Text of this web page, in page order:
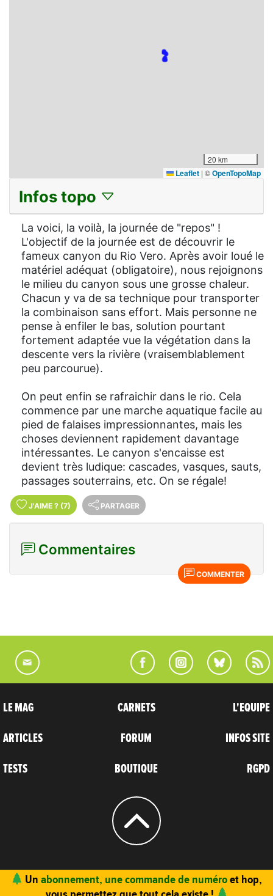
20 km
Leaflet | ©OpenTopoMap
Infos topo
La voici, la voilà, la journée de "repos" !
L'objectif de la journée est de découvrir le
fameux canyon du Rio Vero. Après avoir loué le
matériel adéquat (obligatoire), nous rejoignons
le milieu du canyon sous une grosse chaleur.
Chacun y va de sa technique pour transporter
la combinaison sans effort. Mais personne ne
pense à enfiler le bas, solution pourtant
fortement adaptée vue la végétation dans la
descente vers la rivière (vraisemblablement
peu parcourue).
On peut enfin se rafraichir dans le rio. Cela
commence par une marche aquatique facile au
pied de falaises impressionnantes, mais les
choses deviennent rapidement davantage
intéressantes. Le canyon s'encaisse est
devient très ludique: cascades, vasques, sauts,
passages souterrains, etc. On se régale!
J'AIME ? (7) PARTAGER
Commentaires
COMMENTER
LE MAG
ARTICLES
TESTS
CARNETS
FORUM
BOUTIQUE
L'EQUIPE
INFOS SITE
RGPD
© 2004 - 2026 CARNETS D’AVENTURES
Un abonnement, une commande de numéroet hop,